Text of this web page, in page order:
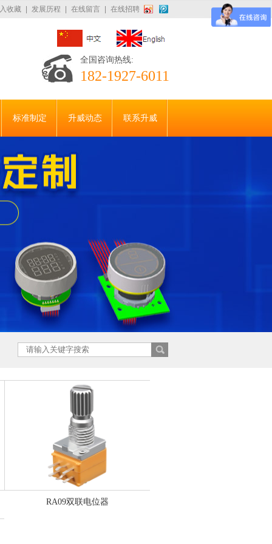
收藏 发展历程 在线留言 在线招聘
全国咨询热线:
182-1927-6011
标准制定 升威动态 联系升威
RA09双联电位器